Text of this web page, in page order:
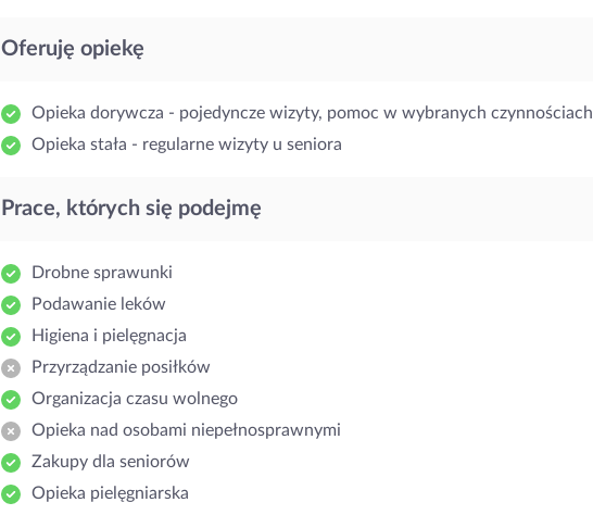
Oferuję opiekę
Opieka dorywcza - pojedyncze wizyty, pomoc w wybranych czynnościach
Opieka stała - regularne wizyty u seniora
Prace, których się podejmę
Drobne sprawunki
Podawanie leków
Higiena i pielęgnacja
Przyrządzanie posiłków
Organizacja czasu wolnego
Opieka nad osobami niepełnosprawnymi
Zakupy dla seniorów
Opieka pielęgniarska